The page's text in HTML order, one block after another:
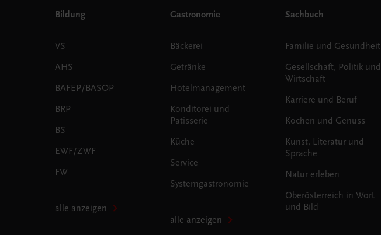
Bildung
VS
AHS
BAFEP/BASOP
BRP
BS
EWF/ZWF
FW
alle anzeigen
Gastronomie
Bäckerei
Getränke
Hotelmanagement
Konditorei und
Patisserie
Küche
Service
Systemgastronomie
alle anzeigen
Sachbuch
Familie und Gesundheit
Gesellschaft, Politik und
Wirtschaft
Karriere und Beruf
Kochen und Genuss
Kunst, Literatur und
Sprache
Natur erleben
Oberösterreich in Wort
und Bild